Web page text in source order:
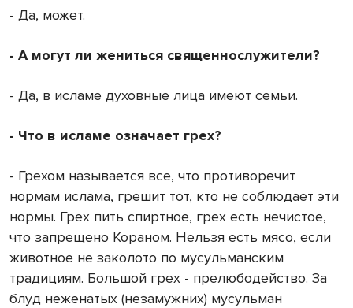
- Да, может.
- А могут ли жениться священнослужители?
- Да, в исламе духовные лица имеют семьи.
- Что в исламе означает грех?
- Грехом называется все, что противоречит
нормам ислама, грешит тот, кто не соблюдает эти
нормы. Грех пить спиртное, грех есть нечистое,
что запрещено Кораном. Нельзя есть мясо, если
животное не заколото по мусульманским
традициям. Большой грех - прелюбодейство. За
блуд неженатых (незамужних) мусульман